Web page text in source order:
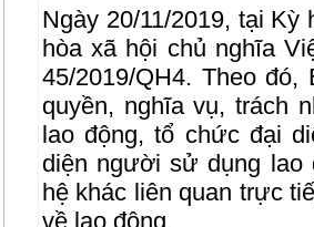
Ngày 20/11/2019, tại
hòa xã hội chủ nghĩa
45/2019/QH4. Theo
quyền, nghĩa vụ, trách
lao động, tổ chức đại
diện người sử dụng lao
hệ khác liên quan trực
về lao động.